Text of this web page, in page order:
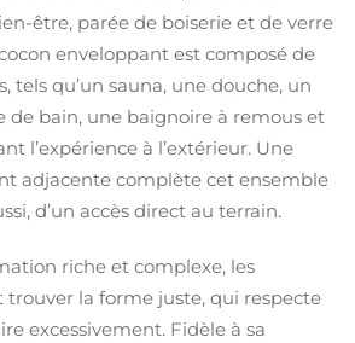
être, parée de boiserie et de verre
enveloppant est composé de
tels qu’un sauna, une douche, un
de bain, une baignoire à remous et
l’expérience à l’extérieur. Une
adjacente complète cet ensemble
d’un accès direct au terrain.
riche et complexe, les
trouver la forme juste, qui respecte
excessivement. Fidèle à sa